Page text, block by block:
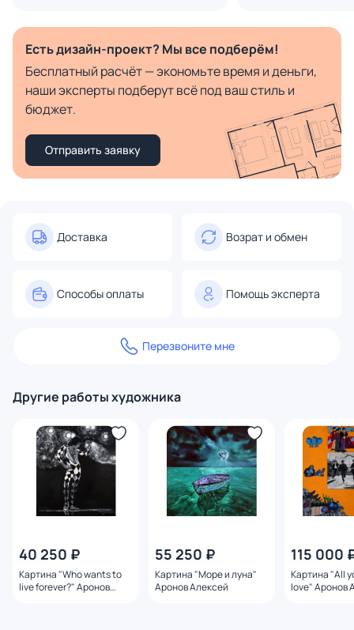
Есть дизайн-проект? Мы все подберём!
Бесплатный расчёт — экономьте время и деньги,
наши эксперты подберут всё под ваш стиль и
бюджет.
Отправить заявку
Доставка Возрат и обмен
Способы оплаты Помощь эксперта
Перезвоните мне
Другие работы художника
40 250 ₽
Картина "Who wants to
live forever?" Аронов
55 250 ₽
Картина "Море и луна"
Аронов Алексей
115 000
Картина "All
love" Аронов